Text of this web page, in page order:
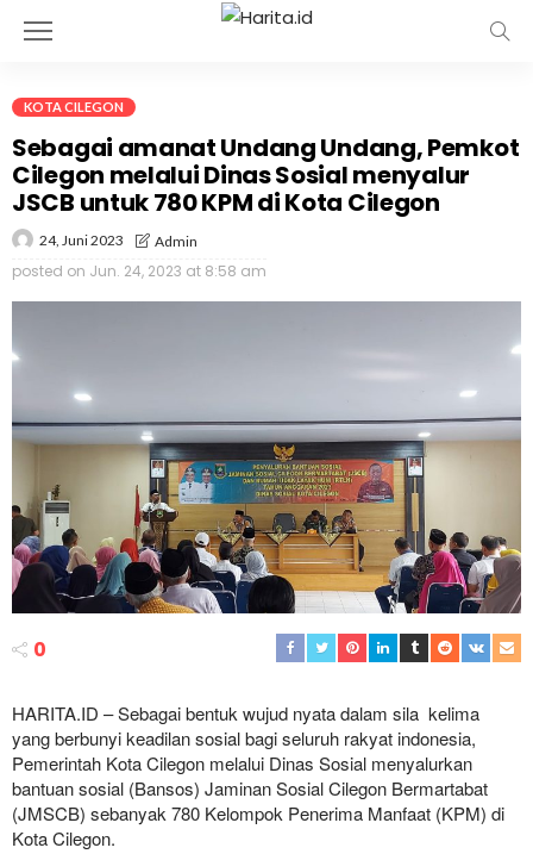
KOTA CILEGON
Sebagai amanat Undang Undang, Pemkot
Cilegon melalui Dinas Sosial menyalur
JSCB untuk 780 KPM di Kota Cilegon
24, Juni 2023 Admin
posted on Jun. 24, 2023 at 8:58 am
0
HARITA.ID – Sebagai bentuk wujud nyata dalam sila kelima
yang berbunyi keadilan sosial bagi seluruh rakyat indonesia,
Pemerintah Kota Cilegon melalui Dinas Sosial menyalurkan
bantuan sosial (Bansos) Jaminan Sosial Cilegon Bermartabat
(JMSCB) sebanyak 780 Kelompok Penerima Manfaat (KPM) di
Kota Cilegon.